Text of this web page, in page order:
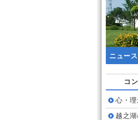
ニュース
コ
心・理
越之